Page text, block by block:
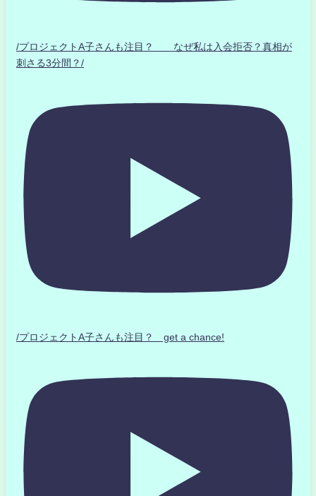
/プロジェクトA子さんも注目？ なぜ私は入会拒否？真相が
刺さる3分間？/
/プロジェクトA子さんも注目？ get a chance!